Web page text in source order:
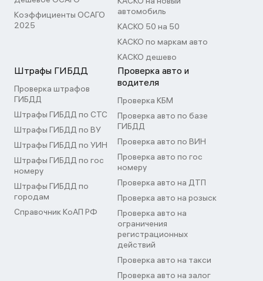
Коэффициенты ОСАГО
2025
автомобиль
КАСКО 50 на 50
КАСКО по маркам авто
КАСКО дешево
Штрафы ГИБДД
Проверка штрафов
ГИБДД
Штрафы ГИБДД по СТС
Штрафы ГИБДД по ВУ
Штрафы ГИБДД по УИН
Штрафы ГИБДД по гос
номеру
Штрафы ГИБДД по
городам
Справочник КоАП РФ
Проверка авто и
водителя
Проверка КБМ
Проверка авто по базе
ГИБДД
Проверка авто по ВИН
Проверка авто по гос
номеру
Проверка авто на ДТП
Проверка авто на розыск
Проверка авто на
ограничения
регистрационных
действий
Проверка авто на такси
Проверка авто на залог